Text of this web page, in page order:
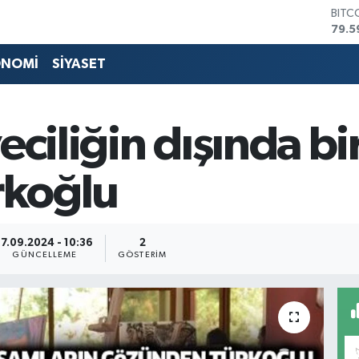
SİYASET
dışında
- 10:36
GÜNCELLEME
2
GÖSTERIM